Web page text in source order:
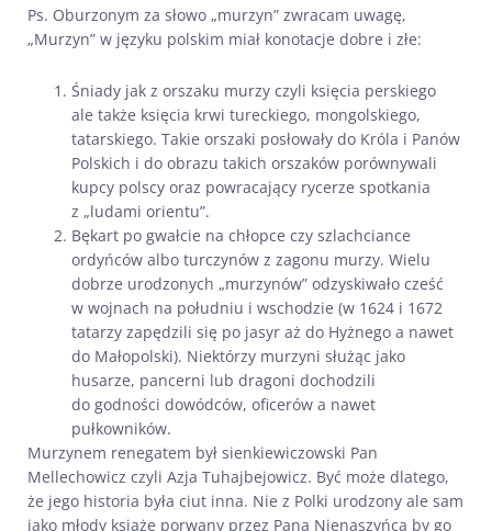
Ps. Oburzonym za słowo „murzyn” zwracam uwagę,
„Murzyn” w języku polskim miał konotacje dobre i złe:
Śniady jak z orszaku murzy czyli księcia perskiego
ale także księcia krwi tureckiego, mongolskiego,
tatarskiego. Takie orszaki posłowały do Króla i Panów
Polskich i do obrazu takich orszaków porównywali
kupcy polscy oraz powracający rycerze spotkania
z „ludami orientu”.
Bękart po gwałcie na chłopce czy szlachciance
ordyńców albo turczynów z zagonu murzy. Wielu
dobrze urodzonych „murzynów” odzyskiwało cześć
w wojnach na południu i wschodzie (w 1624 i 1672
tatarzy zapędzili się po jasyr aż do Hyżnego a nawet
do Małopolski). Niektórzy murzyni służąc jako
husarze, pancerni lub dragoni dochodzili
do godności dowódców, oficerów a nawet
pułkowników.
Murzynem renegatem był sienkiewiczowski Pan
Mellechowicz czyli Azja Tuhajbejowicz. Być może dlatego,
że jego historia była ciut inna. Nie z Polki urodzony ale sam
jako młody książe porwany przez Pana Nienaszyńca by go